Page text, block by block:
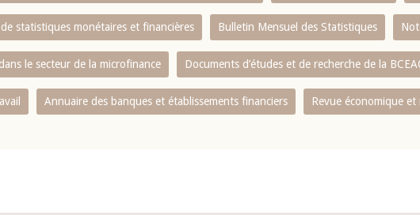
statistiques monétaires et financières Bulletin Mensuel des Statistiques
le secteur de la microfinance Documents d’études et de recherche de la
Annuaire des banques et établissements financiers Revue économique et